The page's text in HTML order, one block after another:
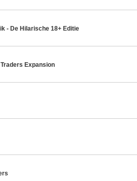
- De Hilarische 18+ Editie
Expansion